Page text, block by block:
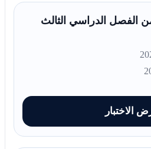
الفصل الدراسي الثالث
الاختبار